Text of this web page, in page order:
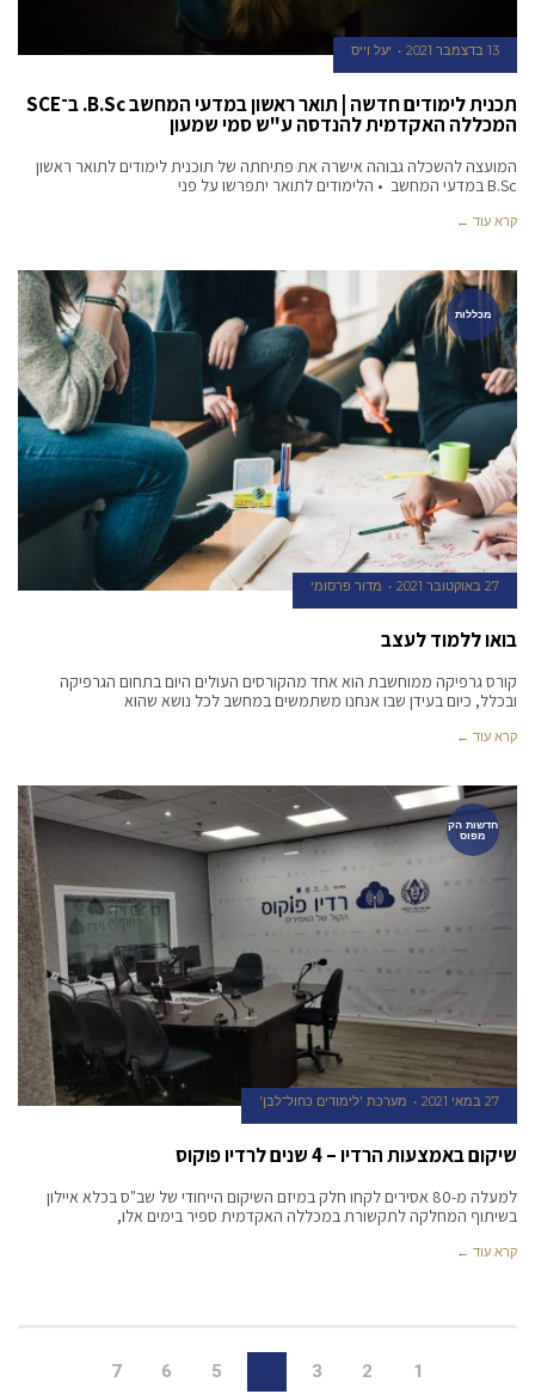
13 בדצמבר 2021 יעל וייס
תכנית לימודים חדשה | תואר ראשון במדעי המחשב B.Sc. ב־SCE
המכללה האקדמית להנדסה ע"ש סמי שמעון
המועצה להשכלה גבוהה אישרה את פתיחתה של תוכנית לימודים לתואר ראשון
B.Sc במדעי המחשב • הלימודים לתואר יתפרשו על פני
קרא עוד ←
מכללות
27 באוקטובר 2021 מדור פרסומי
בואו ללמוד לעצב
קורס גרפיקה ממוחשבת הוא אחד מהקורסים העולים היום בתחום הגרפיקה
ובכלל, כיום בעידן שבו אנחנו משתמשים במחשב לכל נושא שהוא
קרא עוד ←
חדשות הק
מפוס
27 במאי 2021 מערכת 'לימודים כחול־לבן'
שיקום באמצעות הרדיו – 4 שנים לרדיו פוקוס
למעלה מ-80 אסירים לקחו חלק במיזם השיקום הייחודי של שב"ס בכלא איילון
בשיתוף המחלקה לתקשורת במכללה האקדמית ספיר בימים אלו,
קרא עוד ←
1
2
3
5
6
7